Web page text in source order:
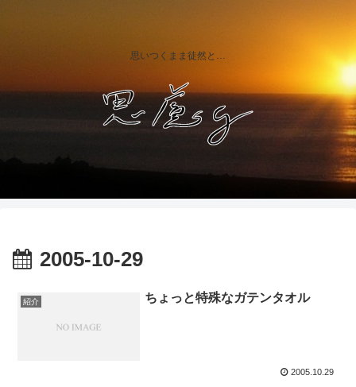
思いつくまま徒然と…
2005-10-29
紹介 ちょっと特殊なガテンタオル
2005.10.29